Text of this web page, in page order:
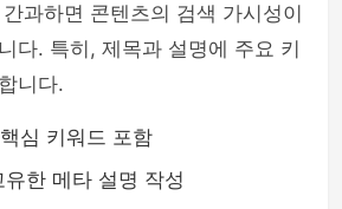
과하면 콘텐츠의 검색 가시성이
다. 특히, 제목과 설명에 주요 키
니다.
심 키워드 포함
한 메타 설명 작성